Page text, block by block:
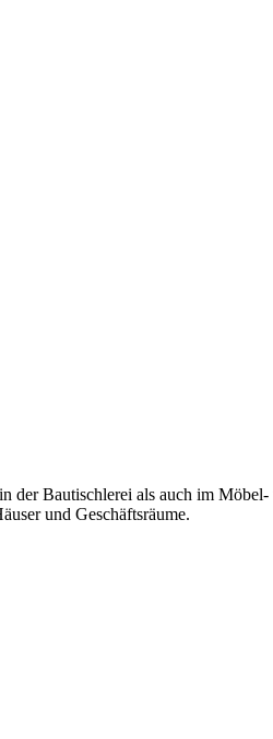
der Bautischlerei als auch im Möbel-
und Geschäftsräume.